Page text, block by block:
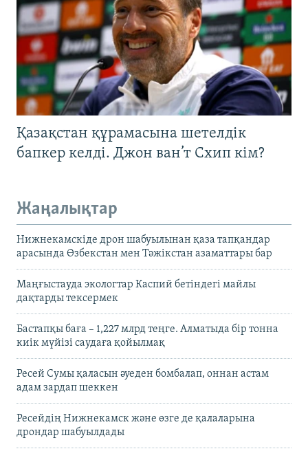
Қазақстан құрамасына шетелдік
бапкер келді. Джон ван’т Схип кім?
Жаңалықтар
Нижнекамскіде дрон шабуылынан қаза тапқандар
арасында Өзбекстан мен Тәжікстан азаматтары бар
Маңғыстауда экологтар Каспий бетіндегі майлы
дақтарды тексермек
Бастапқы баға – 1,227 млрд теңге. Алматыда бір тонна
киік мүйізі саудаға қойылмақ
Ресей Сумы қаласын әуеден бомбалап, оннан астам
адам зардап шеккен
Ресейдің Нижнекамск және өзге де қалаларына
дрондар шабуылдады